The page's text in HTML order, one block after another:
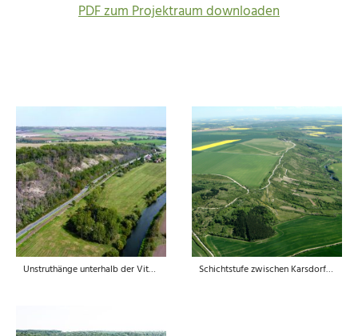
PDF zum Projektraum downloaden
Unstruthänge unterhalb der Vitzenburg Schichtstufe zwischen Karsdorf und Freyburg